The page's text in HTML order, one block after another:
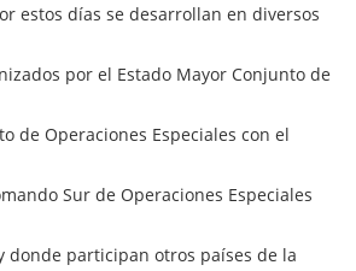
estos días se desarrollan en diversos
por el Estado Mayor Conjunto de
de Operaciones Especiales con el
Sur de Operaciones Especiales
donde participan otros países de la